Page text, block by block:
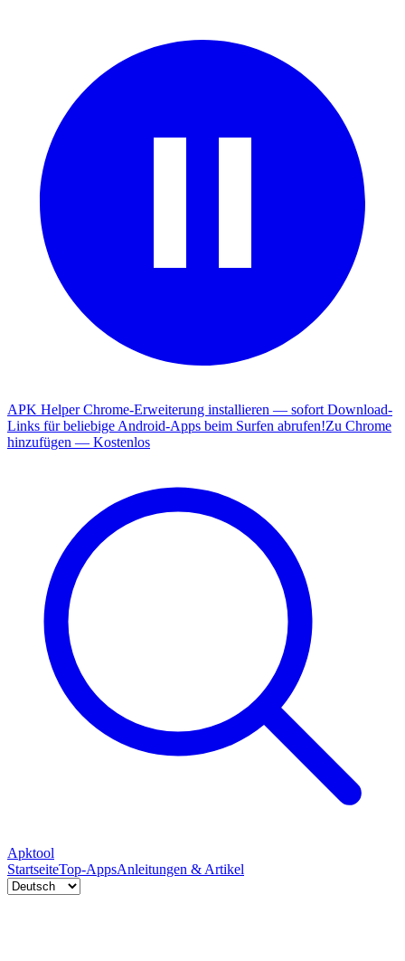
APK Helper Chrome-Erweiterung installieren — sofort Download-
Links für beliebige Android-Apps beim Surfen abrufen!Zu Chrome
hinzufügen — Kostenlos
Apktool
StartseiteTop-AppsAnleitungen & Artikel